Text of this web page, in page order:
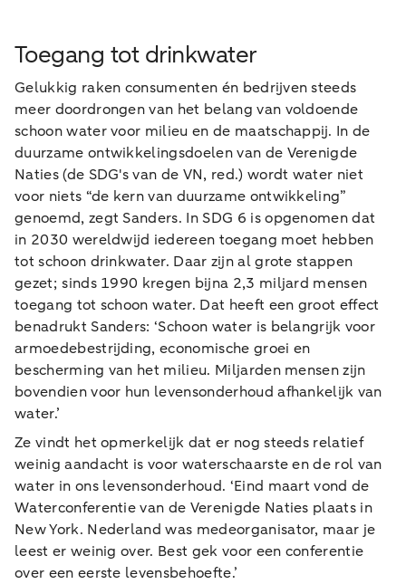
Toegang tot drinkwater
Gelukkig raken consumenten én bedrijven steeds
meer doordrongen van het belang van voldoende
schoon water voor milieu en de maatschappij. In de
duurzame ontwikkelingsdoelen van de Verenigde
Naties (de SDG's van de VN, red.) wordt water niet
voor niets “de kern van duurzame ontwikkeling”
genoemd, zegt Sanders. In SDG 6 is opgenomen dat
in 2030 wereldwijd iedereen toegang moet hebben
tot schoon drinkwater. Daar zijn al grote stappen
gezet; sinds 1990 kregen bijna 2,3 miljard mensen
toegang tot schoon water. Dat heeft een groot effect
benadrukt Sanders: ‘Schoon water is belangrijk voor
armoedebestrijding, economische groei en
bescherming van het milieu. Miljarden mensen zijn
bovendien voor hun levensonderhoud afhankelijk van
water.’
Ze vindt het opmerkelijk dat er nog steeds relatief
weinig aandacht is voor waterschaarste en de rol van
water in ons levensonderhoud. ‘Eind maart vond de
Waterconferentie van de Verenigde Naties plaats in
New York. Nederland was medeorganisator, maar je
leest er weinig over. Best gek voor een conferentie
over een eerste levensbehoefte.’